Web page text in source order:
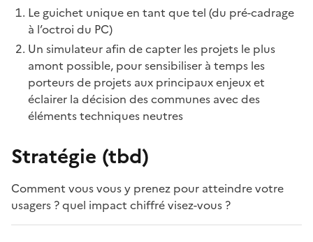
Le guichet unique en tant que tel (du pré-cadrage
à l’octroi du PC)
Un simulateur afin de capter les projets le plus
amont possible, pour sensibiliser à temps les
porteurs de projets aux principaux enjeux et
éclairer la décision des communes avec des
éléments techniques neutres
Stratégie (tbd)
Comment vous vous y prenez pour atteindre votre
usagers ? quel impact chiffré visez-vous ?